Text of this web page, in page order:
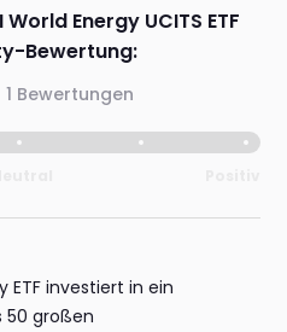
Energy UCITS ETF
Bewertung:
1 Bewertungen
ETF investiert in ein
50 großen